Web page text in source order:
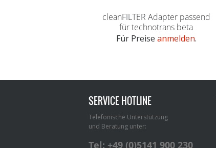
cleanFILTER Adapter passend
für technotrans beta
Für Preise anmelden.
SERVICE HOTLINE
Telefonische Unterstützung
und Beratung unter:
Tel: +49 (0)5141 900 230